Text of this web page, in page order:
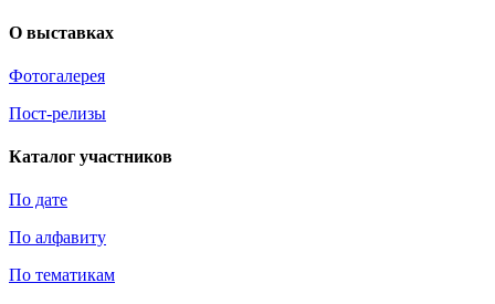
О выставках
Фотогалерея
Пост-релизы
Каталог участников
По дате
По алфавиту
По тематикам